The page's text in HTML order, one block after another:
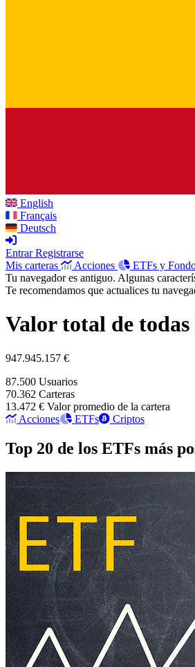
English
Français
Deutsch
Entrar Registrarse
Mis carteras
Acciones ETFs y
Tu navegador es antiguo. Algunas
Te recomendamos que actualices tu
Valor total de
947.945.157 €
87.500 Usuarios
70.362 Carteras
13.472 € Valor promedio de la cartera
Acciones
ETFs Criptos
Top 20 de los ETFs más